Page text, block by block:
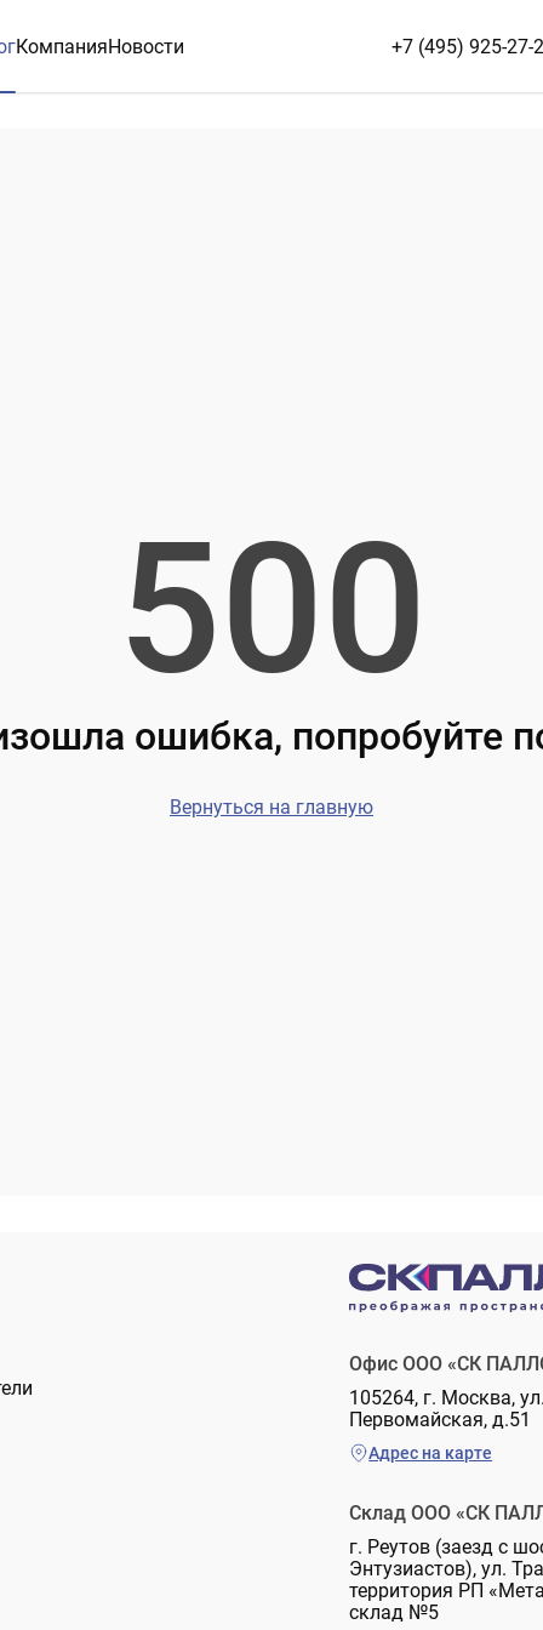
КомпанияНовости +7 (495) 925-27-
500
ошибка, попробуйте
Вернуться на главную
Офис ООО «СК
105264, г. Москва,
Первомайская, д.51
Адрес на карте
Склад ООО «СК
г. Реутов (заезд с
Энтузиастов), ул.
территория РП
склад №5